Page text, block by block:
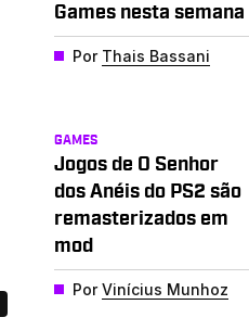
Games nesta semana
Por Thais Bassani
GAMES
Jogos de O Senhor
dos Anéis do PS2 são
remasterizados em
mod
PorVinícius Munhoz